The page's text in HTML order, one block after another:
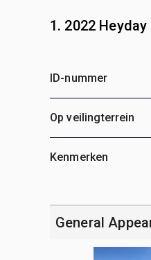
1. 2022
ID-nummer
Op veilingterrein
Kenmerken
General